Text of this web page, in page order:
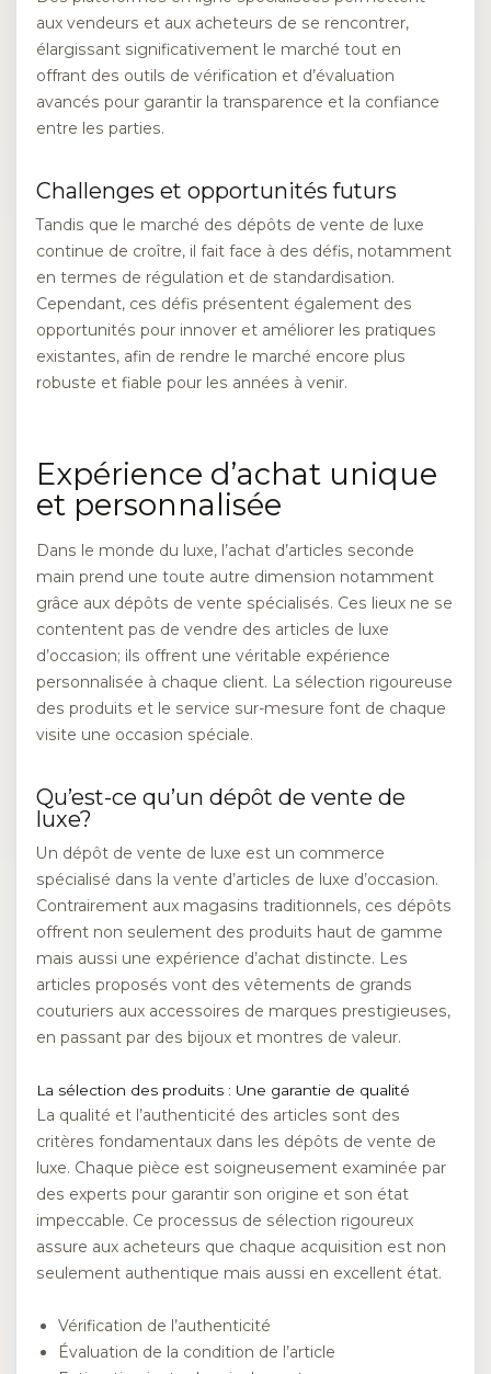
aux vendeurs et aux acheteurs de se rencontrer,
élargissant significativement le marché tout en
offrant des outils de vérification et d’évaluation
avancés pour garantir la transparence et la confiance
entre les parties.
Challenges et opportunités futurs
Tandis que le marché des dépôts de vente de luxe
continue de croître, il fait face à des défis, notamment
en termes de régulation et de standardisation.
Cependant, ces défis présentent également des
opportunités pour innover et améliorer les pratiques
existantes, afin de rendre le marché encore plus
robuste et fiable pour les années à venir.
Expérience d’achat unique
et personnalisée
Dans le monde du luxe, l’achat d’articles seconde
main prend une toute autre dimension notamment
grâce aux dépôts de vente spécialisés. Ces lieux ne se
contentent pas de vendre des articles de luxe
d’occasion; ils offrent une véritable expérience
personnalisée à chaque client. La sélection rigoureuse
des produits et le service sur-mesure font de chaque
visite une occasion spéciale.
Qu’est-ce qu’un dépôt de vente de
luxe?
Un dépôt de vente de luxe est un commerce
spécialisé dans la vente d’articles de luxe d’occasion.
Contrairement aux magasins traditionnels, ces dépôts
offrent non seulement des produits haut de gamme
mais aussi une expérience d’achat distincte. Les
articles proposés vont des vêtements de grands
couturiers aux accessoires de marques prestigieuses,
en passant par des bijoux et montres de valeur.
La sélection des produits : Une garantie de qualité
La qualité et l’authenticité des articles sont des
critères fondamentaux dans les dépôts de vente de
luxe. Chaque pièce est soigneusement examinée par
des experts pour garantir son origine et son état
impeccable. Ce processus de sélection rigoureux
assure aux acheteurs que chaque acquisition est non
seulement authentique mais aussi en excellent état.
Vérification de l’authenticité
Évaluation de la condition de l’article